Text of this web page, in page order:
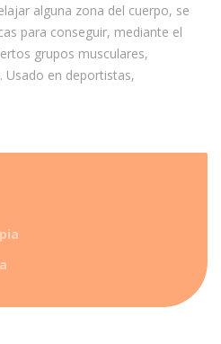
alguna zona del cuerpo, se
para conseguir, mediante el
grupos musculares,
en deportistas,